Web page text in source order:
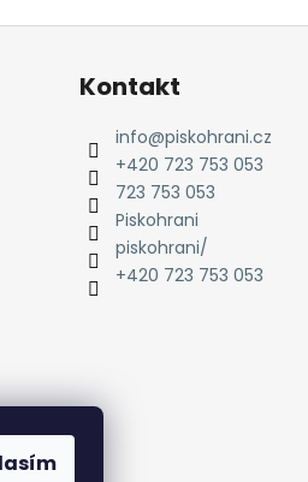
Kontakt
info@piskohrani.cz
+420 723 753 053
723 753 053
Piskohrani
piskohrani/
+420 723 753 053